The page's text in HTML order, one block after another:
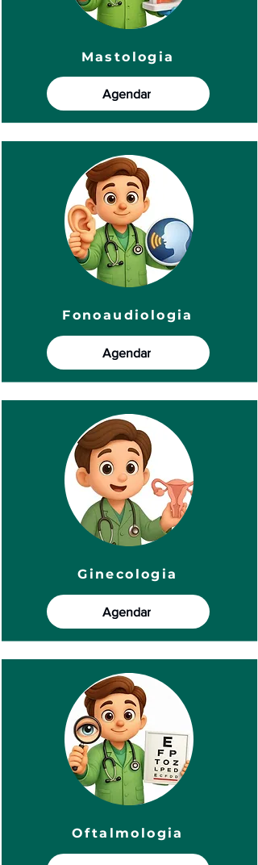
Mastologia
Agendar
Fonoaudiologia
Agendar
Ginecologia
Agendar
Oftalmologia